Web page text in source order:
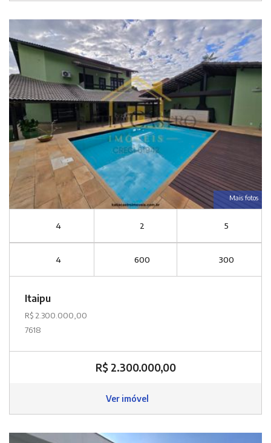
Mais fotos
4 2 5
4 600 300
Itaipu
R$ 2.300.000,00
7618
R$ 2.300.000,00
Ver imóvel